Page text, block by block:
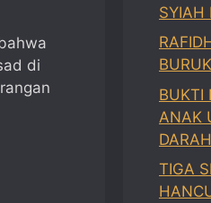
di
SYIAH
BUKTI
ANAK
TIGA